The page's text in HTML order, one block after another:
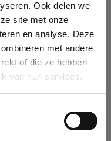
Ook delen we
site met onze
en analyse. Deze
met andere
of die ze hebben
van hun services.
details
by name, VAT or
it will auto-complete the
database, you can create